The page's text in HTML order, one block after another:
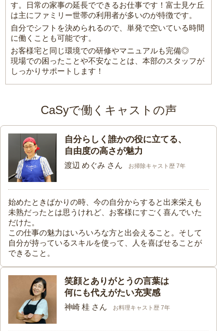
す。日常の家事の延長でできるお仕事です！富士見ケ丘
は主にファミリー世帯の利用者が多いのが特徴です。
自分でシフトを決められるので、単発で空いている時間
に働くことも可能です。
お客様宅と同じ環境での研修やマニュアルも完備◎
現場での困ったことや不安なことは、本部のスタッフが
しっかりサポートします！
CaSyで働くキャストの声
自分らしく誰かの役に立てる、
自由度の高さが魅力
渡辺 めぐみ さん お掃除キャスト歴 7年
始めたときばかりの時、今の自分からすると出来栄えも
未熟だったとは思うけれど、お客様にすごく喜んでいた
だけた。
この仕事の魅力はいろいろな方と出会えること。そして
自分が持っているスキルを使って、人を喜ばせることが
できること。
笑顔とありがとうの言葉は
何にも代えがたい充実感
神崎 桂 さん お料理キャスト歴 7年